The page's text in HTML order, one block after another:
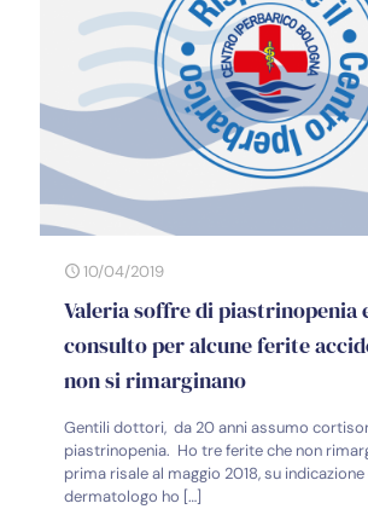
10/04/2019
Valeria soffre di piastrinopenia
consulto per alcune ferite
non si rimarginano
Gentili dottori, da 20 anni assumo
piastrinopenia. Ho tre ferite che non
prima risale al maggio 2018, su indicazione
dermatologo ho […]